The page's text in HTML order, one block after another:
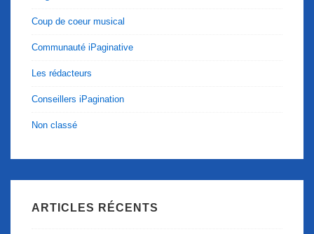
Coup de coeur musical
Communauté iPaginative
Les rédacteurs
Conseillers iPagination
Non classé
ARTICLES RÉCENTS